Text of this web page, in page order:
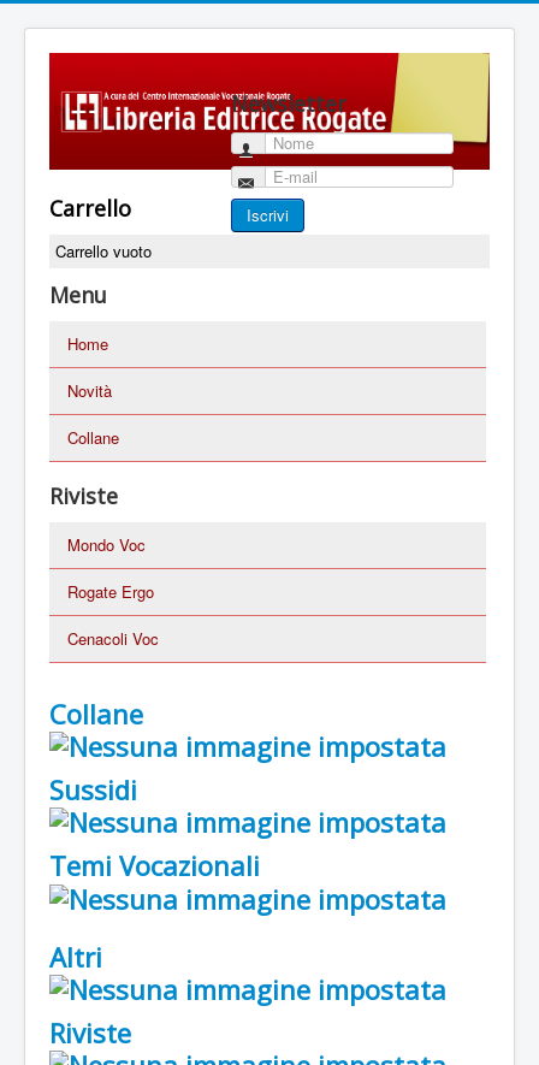
Newsletter
Nome
E-mail
Iscrivi
Carrello
Carrello vuoto
Menu
Home
Novità
Collane
Riviste
Mondo Voc
Rogate Ergo
Cenacoli Voc
Collane
Sussidi
Temi Vocazionali
Altri
Riviste